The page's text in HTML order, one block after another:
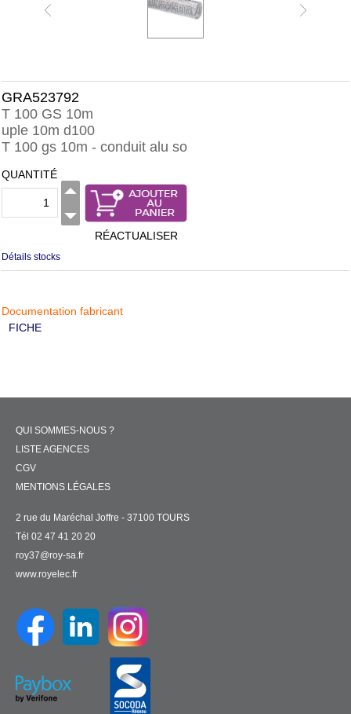
GRA523792
T 100 GS 10m
uple 10m d100
T 100 gs 10m - conduit alu so
QUANTITÉ
RÉACTUALISER
Détails stocks
Documentation fabricant
FICHE
QUI SOMMES-NOUS ?
LISTE AGENCES
CGV
MENTIONS LÉGALES
2 rue du Maréchal Joffre - 37100 TOURS
Tél 02 47 41 20 20
roy37@roy-sa.fr
www.royelec.fr